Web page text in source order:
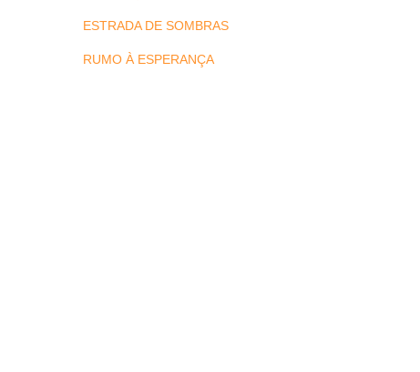
ESTRADA DE SOMBRAS
RUMO À ESPERANÇA